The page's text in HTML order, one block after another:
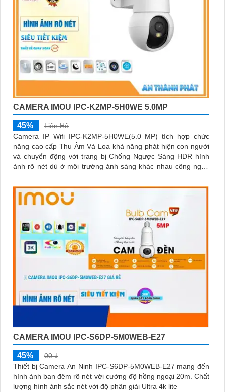
CAMERA IMOU IPC-K2MP-5H0WE 5.0MP
45%
Liên Hệ
Camera IP Wifi IPC-K2MP-5H0WE(5.0 MP) tích hợp chức
năng cao cấp Thu Âm Và Loa khả năng phát hiện con người
và chuyển động với trang bị Chống Ngược Sáng HDR hình
ảnh rõ nét dù ở môi trường ánh sáng khác nhau công nghệ
sắc nét
CAMERA IMOU IPC-S6DP-5M0WEB-E27
45%
00 ₫
Thiết bị Camera An Ninh IPC-S6DP-5M0WEB-E27 mang đến
hình ảnh ban đêm rõ nét với cường độ hồng ngoại 20m. Chất
lượng hình ảnh sắc nét với độ phân giải Ultra 4k lite